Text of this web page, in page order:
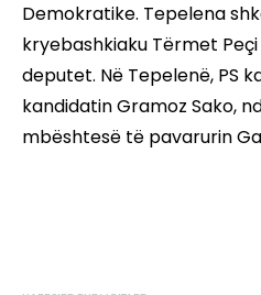
Demokratike. Tepelena
kryebashkiaku Tërmet Peçi
deputet. Në Tepelenë, PS
kandidatin Gramoz Sako,
mbështesë të pavarurin